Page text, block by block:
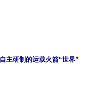
主研制的运载火箭“世界”